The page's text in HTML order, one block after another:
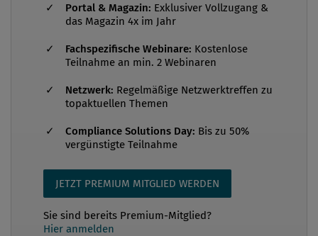
entscheidend, Komplexität und Dynamik mit
Denn wer politikwissenschaftliche oder
Detailtiefe beim Analysieren der Geopolitik und
ihrer Akteure anstrebt, wird aller Erfahrung nach
kaum jenen praktischen Orientierungswert be...
Portal & Magazin: Exklusiver Vollzugang &
das Magazin 4x im Jahr
Fachspezifische Webinare: Kostenlose
Teilnahme an min. 2 Webinaren
Netzwerk: Regelmäßige Netzwerktreffen zu
topaktuellen Themen
Compliance Solutions Day: Bis zu 50%
vergünstigte Teilnahme
JETZT PREMIUM MITGLIED WERDEN
Sie sind bereits Premium-Mitglied?
Hier anmelden